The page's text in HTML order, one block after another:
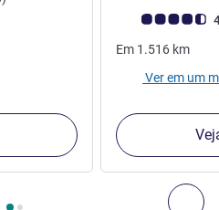
estabelecimentos nas
estabelecimentos nas
Nota clientes
Em 1.516 km
Ver em um